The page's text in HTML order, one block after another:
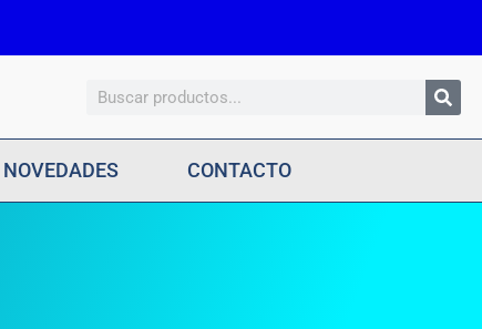
Search
NOVEDADES CONTACTO